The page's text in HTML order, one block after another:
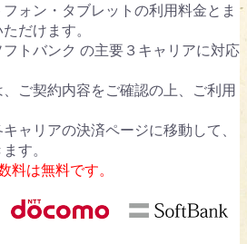
ォン・タブレットの利用料金とま
だけます。
フトバンク の主要３キャリアに対応
ご契約内容をご確認の上、ご利用
ャリアの決済ページに移動して、
す。
料は無料です。